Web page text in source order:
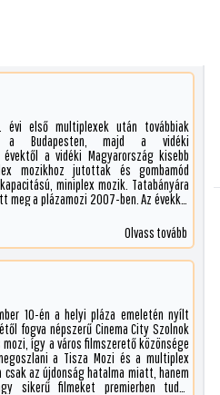
évi első multiplexek után továbbiak
a Budapesten, majd a vidéki
a vidéki Magyarország kisebb
mozikhoz jutottak és gombamód
miniplex mozik. Tatabányára
a plázamozi 2007-ben. Az évekkel
megyeszékhelyet. 2005-ben két
el építeni, mindkettőben egy-egy
a Vértes Centerben megnyíló érte
bevásárlóközpont csőd közeli helyzete
megnyitását, pedig már a
Olvass tovább
10-én a helyi pláza emeletén nyílt
fogva népszerű Cinema City Szolnok
így a város filmszerető közönsége
a Tisza Mozi és a multiplex
csak az újdonság hatalma miatt, hanem
sikerű filmeket premierben tudta